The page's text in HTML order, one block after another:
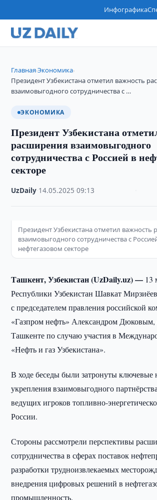
Инфографика
Главная›Экономика›
Президент Узбекистана отметил важность
взаимовыгодного сотрудничества с …
ЭКОНОМИКА
Президент Узбекистана
расширения взаимовыгодного
сотрудничества с Россией в
секторе
UzDaily 14.05.2025 ·09:13
Президент Узбекистана отметил важность
взаимовыгодного сотрудничества с
нефтегазовом секторе
Ташкент, Узбекистан (UzDaily.uz) — 13
Республики Узбекистан Шавкат
с председателем правления российской
«Газпром нефть» Александром Дюковым,
Ташкенте по случаю участия в
«Нефть и газ Узбекистана».
В ходе беседы были затронуты ключевые
укрепления взаимовыгодного
ведущих игроков топливно-
России.
Стороны рассмотрели перспективы
сотрудничества в сферах поставок
разработки трудноизвлекаемых
внедрения цифровых решений в
промышленность.